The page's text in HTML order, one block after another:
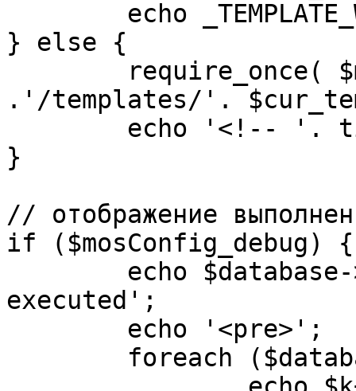
} else {
.'/templates/'.
}
// отображение
if ($mosConfig_debug) {
executed';